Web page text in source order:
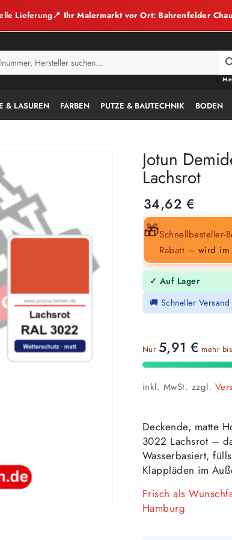
Lieferung📍 Ihr Malermarkt vor Ort: Bahrenfelder
& LASUREN FARBEN PUTZE & BAUTECHNIK BODEN
Jotun
Lachsrot
34,62 €
🎁Schnellbesteller-
Rabatt – wird im
✓ Auf Lager
🚚 Schneller
Nur 5,91€ mehr bis
inkl. MwSt. zzgl.
Deckende, matte
3022 Lachsrot –
Wasserbasiert,
Klappläden im
Frisch als
Hamburg